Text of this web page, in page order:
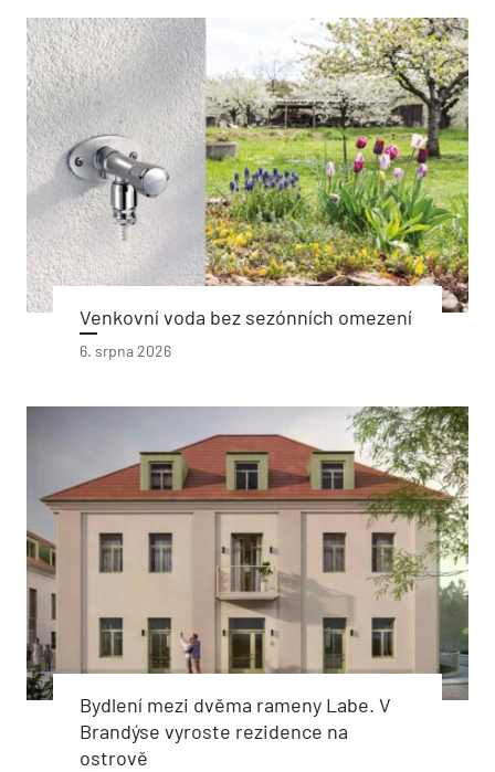
Venkovní voda bez sezónních omezení
6. srpna 2026
Bydlení mezi dvěma rameny Labe. V
Brandýse vyroste rezidence na
ostrově